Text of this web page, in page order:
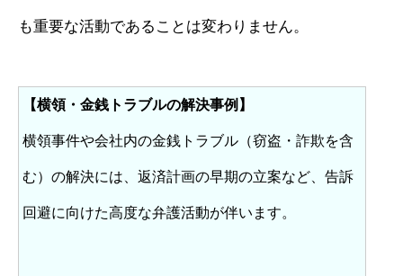
も重要な活動であることは変わりません。
【横領・金銭トラブルの解決事例】
横領事件や会社内の金銭トラブル（窃盗・詐欺を含
む）の解決には、返済計画の早期の立案など、告訴
回避に向けた高度な弁護活動が伴います。